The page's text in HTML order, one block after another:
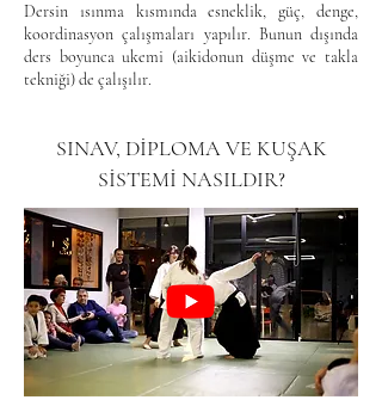
Dersin ısınma kısmında esneklik, güç, denge,
koordinasyon çalışmaları yapılır. Bunun dışında
ders boyunca ukemi (aikidonun düşme ve takla
tekniği) de çalışılır.
SINAV, DİPLOMA VE KUŞAK
SİSTEMİ NASILDIR?